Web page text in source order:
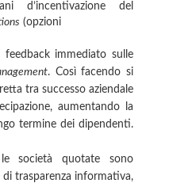
d’incenti­vazione del
(opzioni
immediato sulle
. Così facendo si
tra successo aziendale
aumentando la
termine dei dipendenti.
le società quotate sono
trasparenza informativa,